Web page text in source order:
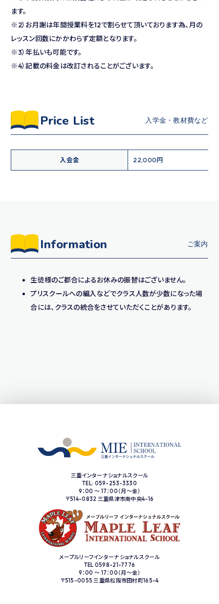
ます。
※2）お月謝は年間授業料を12で割らせて頂いております為、月の
レッスン回数にかかわらず定額となります。
※3）年払いも可能です。
※4）記載の料金は改訂されることがございます。
Price List
入会金 22,000円
Information
生徒様のご都合によるお休みの振替はございません。
プリスクールへの編入などでクラス人数が少数になった場
合には、クラスの統合をさせていただくことがあります。
三重インターナショナルスクール
TEL: 059-253-3330
9：00 ～ 17：00（月〜金）
〒514-0832 三重県津市南中央4−16
メープルリーフインターナショナルスクール
TEL 0598-21-7776
9：00 ～ 17：00（月〜金）
〒515-0055 三重県松阪市田村町165-4